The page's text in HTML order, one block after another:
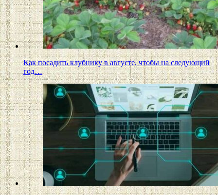
Как посадить клубнику в августе, чтобы на следующий
год…